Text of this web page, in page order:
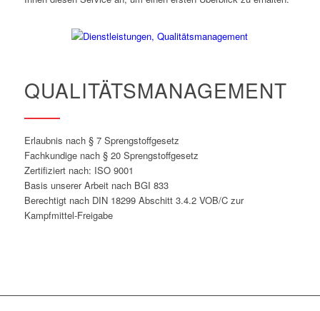
QUALITÄTSMANAGEMENT
Erlaubnis nach § 7 Sprengstoffgesetz
Fachkundige nach § 20 Sprengstoffgesetz
Zertifiziert nach: ISO 9001
Basis unserer Arbeit nach BGI 833
Berechtigt nach DIN 18299 Abschitt 3.4.2 VOB/C zur
Kampfmittel-Freigabe